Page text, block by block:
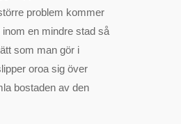
problem kommer
en mindre stad så
som man gör i
oroa sig över
bostaden av den